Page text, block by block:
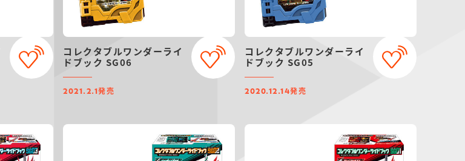
コレクタブルワンダーライ
ドブック SG06
2021.2.1発売
コレクタブルワンダーライ
ドブック SG05
2020.12.14発売